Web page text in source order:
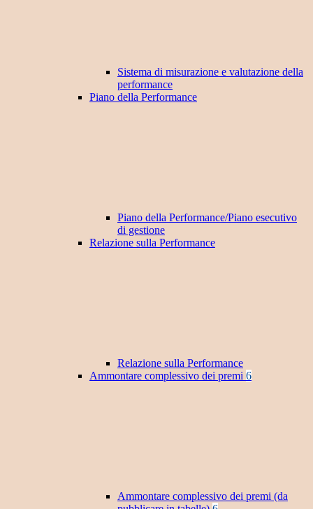
Sistema di misurazione e valutazione della
performance
Piano della Performance
Piano della Performance/Piano esecutivo
di gestione
Relazione sulla Performance
Relazione sulla Performance
Ammontare complessivo dei premi 6
Ammontare complessivo dei premi (da